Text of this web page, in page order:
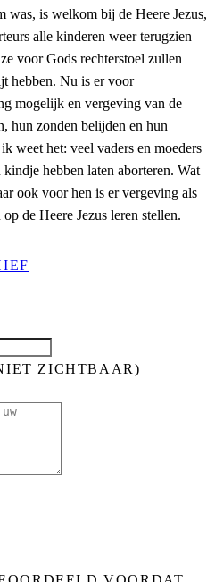
was, is welkom bij de Heere Jezus,
alle kinderen weer terugzien
voor Gods rechterstoel zullen
hebben. Nu is er voor
mogelijk en vergeving van de
hun zonden belijden en hun
weet het: veel vaders en moeders
hebben laten aborteren. Wat
ook voor hen is er vergeving als
de Heere Jezus leren stellen.
ZICHTBAAR)